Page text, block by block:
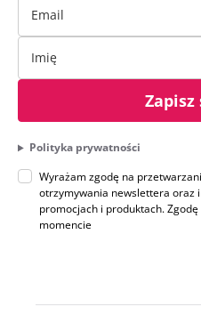
Zapisz
Polityka prywatności
Wyrażam zgodę na
otrzymywania newslettera oraz
promocjach i produktach.
momencie